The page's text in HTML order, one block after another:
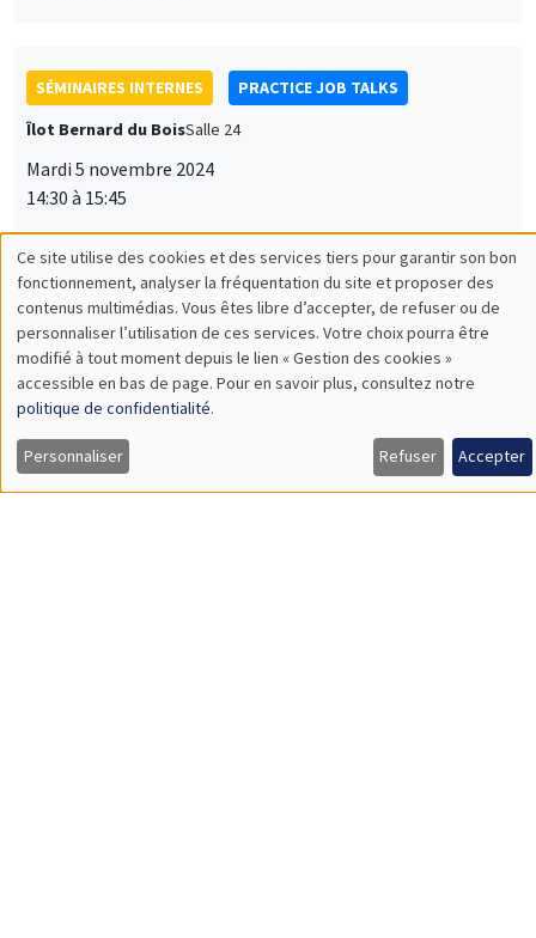
SÉMINAIRES INTERNES
PRACTICE JOB TALKS
Îlot Bernard du BoisSalle 24
Mardi 5 novembre 2024
14:30 à 15:45
Nathan Vieira
AMSE
SÉMINAIRES INTERNES
PHD SEMINAR
Îlot Bernard du BoisAmphithéâtre
Mardi 5 novembre 2024
11:00 à 12:30